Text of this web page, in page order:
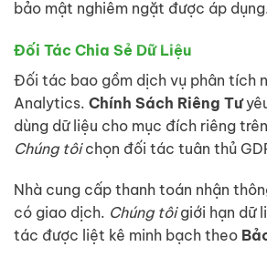
bảo mật nghiêm ngặt được áp
Đối Tác Chia Sẻ Dữ Liệu
Đối tác bao gồm dịch vụ phân tích
Analytics. Chính Sách Riêng Tư
dùng dữ liệu cho mục đích riêng trên
Chúng tôichọn đối tác tuân thủ
Nhà cung cấp thanh toán nhận
có giao dịch. Chúng tôigiới hạn dữ
tác được liệt kê minh bạch theo